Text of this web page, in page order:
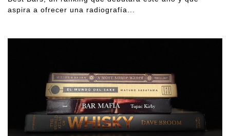
aspira a ofrecer una radiografía...